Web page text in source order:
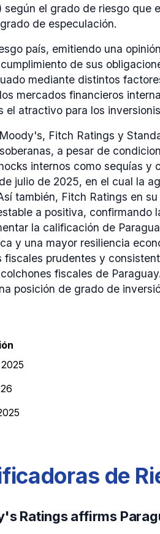
el grado de riesgo que
de especulación.
país, emitiendo una
de sus
mediante distintos
mercados financieros
atractivo para los
Fitch Ratings y
a pesar de
internos como sequías y
julio de 2025, en el cual la
también, Fitch Ratings en
a positiva, confirmando
la calificación de
y una mayor resiliencia
prudentes y
fiscales de Paraguay.
posición de grado de
de
Ratings affirms